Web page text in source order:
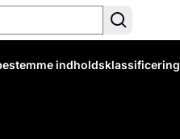
indholdsklassificering